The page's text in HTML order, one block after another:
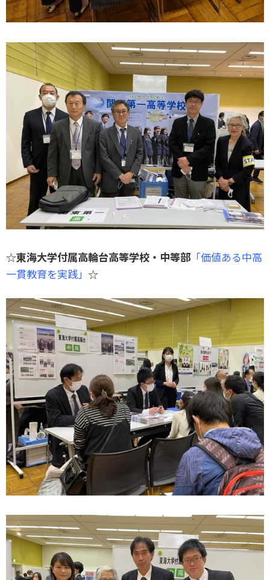
☆東海大学付属高輪台高等学校・中等部 「価値ある中高
一貫教育を実践」 ☆